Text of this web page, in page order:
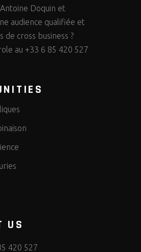
Doquin et
audience qualifiée et
de cross business ?
au +33 6 85 420 527
US
420 527